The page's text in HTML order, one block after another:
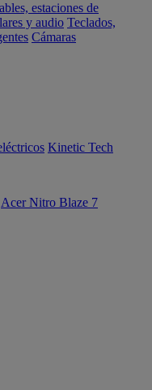
estaciones de
y audio Teclados,
Cámaras
Kinetic Tech
Acer Nitro Blaze 7